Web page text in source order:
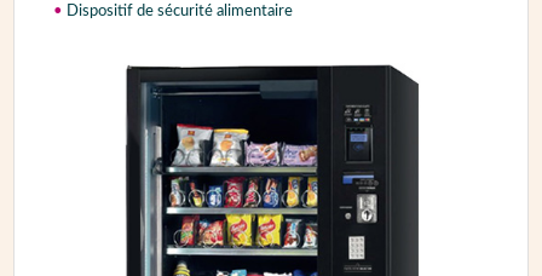
• Dispositif de sécurité alimentaire